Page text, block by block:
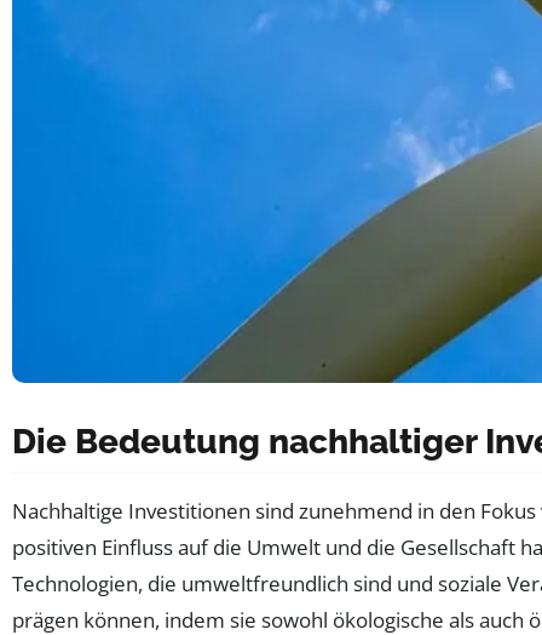
Die Bedeutung nachhaltiger
Nachhaltige Investitionen sind zunehmend in den
positiven Einfluss auf die Umwelt und die Gesellschaft
Technologien, die umweltfreundlich sind und soziale
prägen können, indem sie sowohl ökologische als auch